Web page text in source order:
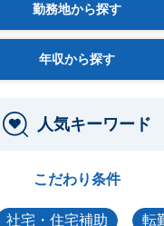
勤務地から探す
年収から探す
人気キーワード
こだわり条件
社宅・住宅補助 転